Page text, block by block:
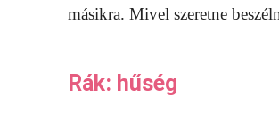
másikra. Mivel szeretne
Rák: hűség